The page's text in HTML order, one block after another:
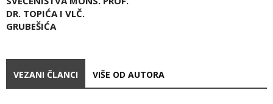
DR. TOPIĆA I VLČ.
GRUBEŠIĆA
VEZANI ČLANCI VIŠE OD AUTORA